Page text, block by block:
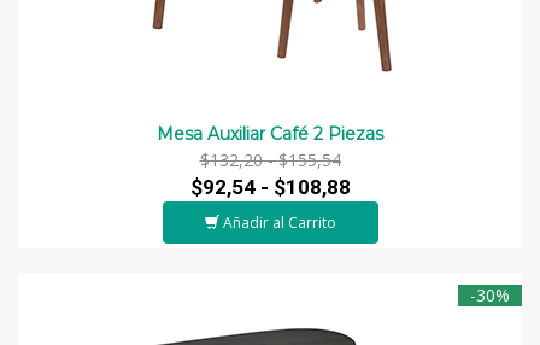
Mesa Auxiliar Café 2 Piezas
$132,20 -$155,54
$92,54 - $108,88
Añadir al Carrito
-30%